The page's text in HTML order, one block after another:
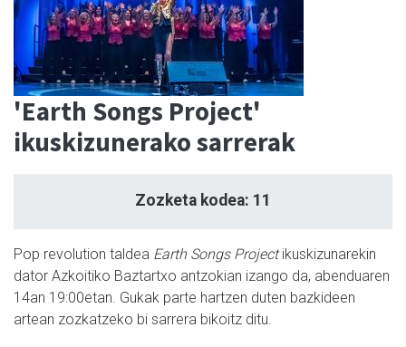
'Earth Songs Project'
ikuskizunerako sarrerak
Zozketa kodea: 11
Pop revolution taldea Earth Songs Projectikuskizunarekin
dator Azkoitiko Baztartxo antzokian izango da, abenduaren
14an 19:00etan. Gukak parte hartzen duten bazkideen
artean zozkatzeko bi sarrera bikoitz ditu.